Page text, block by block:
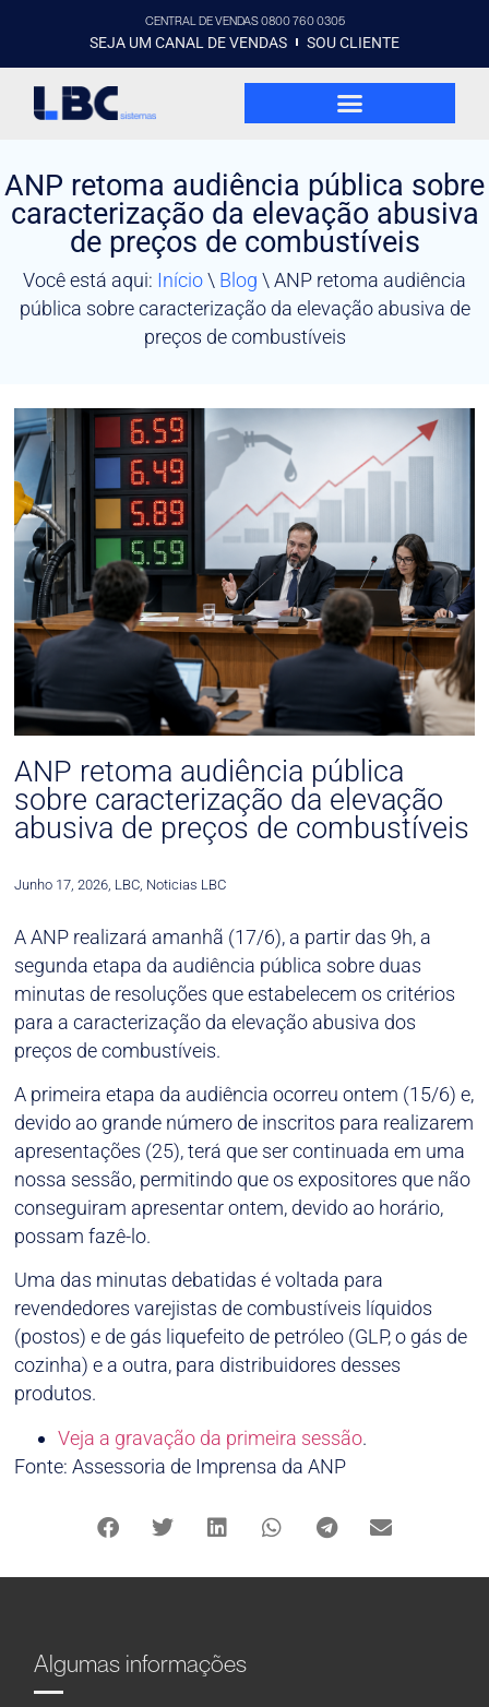
CENTRAL DE VENDAS 0800 760 0305
SEJA UM CANAL DE VENDAS SOU CLIENTE
ANP retoma audiência pública sobre
caracterização da elevação abusiva
de preços de combustíveis
Você está aqui: Início\ Blog \ ANP retoma audiência
pública sobre caracterização da elevação abusiva de
preços de combustíveis
ANP retoma audiência pública
sobre caracterização da elevação
abusiva de preços de combustíveis
Junho 17, 2026, LBC, Noticias LBC
A ANP realizará amanhã (17/6), a partir das 9h, a
segunda etapa da audiência pública sobre duas
minutas de resoluções que estabelecem os critérios
para a caracterização da elevação abusiva dos
preços de combustíveis.
A primeira etapa da audiência ocorreu ontem (15/6) e,
devido ao grande número de inscritos para realizarem
apresentações (25), terá que ser continuada em uma
nossa sessão, permitindo que os expositores que não
conseguiram apresentar ontem, devido ao horário,
possam fazê-lo.
Uma das minutas debatidas é voltada para
revendedores varejistas de combustíveis líquidos
(postos) e de gás liquefeito de petróleo (GLP, o gás de
cozinha) e a outra, para distribuidores desses
produtos.
Veja a gravação da primeira sessão.
Fonte: Assessoria de Imprensa da ANP
Algumas informações